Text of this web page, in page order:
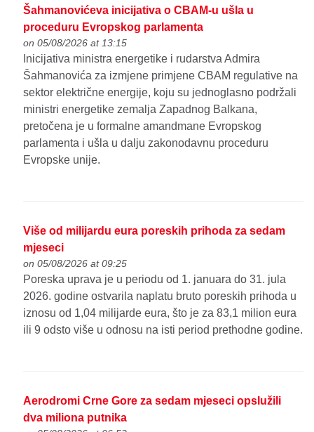
Šahmanovićeva inicijativa o CBAM-u ušla u
proceduru Evropskog parlamenta
on 05/08/2026 at 13:15
Inicijativa ministra energetike i rudarstva Admira
Šahmanovića za izmjene primjene CBAM regulative na
sektor električne energije, koju su jednoglasno podržali
ministri energetike zemalja Zapadnog Balkana,
pretočena je u formalne amandmane Evropskog
parlamenta i ušla u dalju zakonodavnu proceduru
Evropske unije.
Više od milijardu eura poreskih prihoda za sedam
mjeseci
on 05/08/2026 at 09:25
Poreska uprava je u periodu od 1. januara do 31. jula
2026. godine ostvarila naplatu bruto poreskih prihoda u
iznosu od 1,04 milijarde eura, što je za 83,1 milion eura
ili 9 odsto više u odnosu na isti period prethodne godine.
Aerodromi Crne Gore za sedam mjeseci opslužili
dva miliona putnika